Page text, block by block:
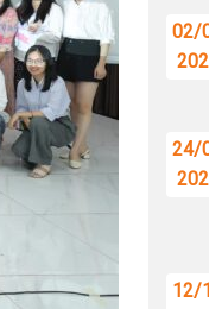
02/
24/
12/